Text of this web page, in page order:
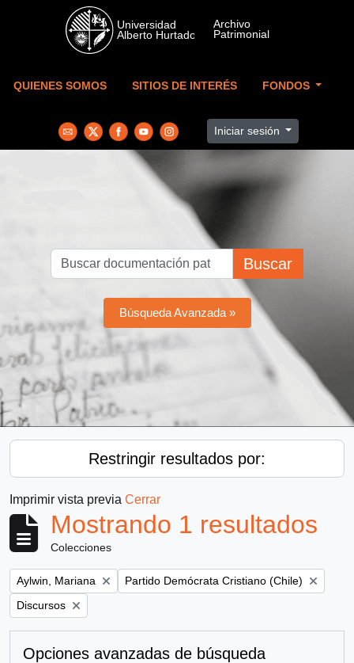
Skip to main content
QUIENES SOMOS SITIOS DE INTERÉS FONDOS
Iniciar sesión
Buscar
Búsqueda Avanzada »
Restringir resultados por:
Imprimir vista previa Cerrar
Mostrando 1 resultados
Colecciones
Remove filter:
Aylwin, Mariana Remove filter:
Partido Demócrata Cristiano (Chile)
Remove filter:
Discursos
Opciones avanzadas de búsqueda